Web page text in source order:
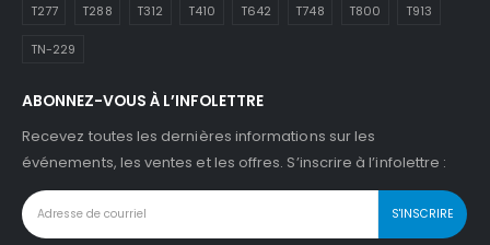
T277 T288 T312 T410 T642 T748 T800 T913
TN-229
ABONNEZ-VOUS À L’INFOLETTRE
Recevez toutes les dernières informations sur les
événements, les ventes et les offres. S’inscrire à l’infolettre :